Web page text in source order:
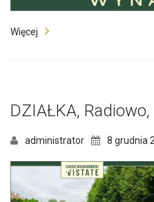
Więcej
DZIAŁKA,
administrator 8 grudnia